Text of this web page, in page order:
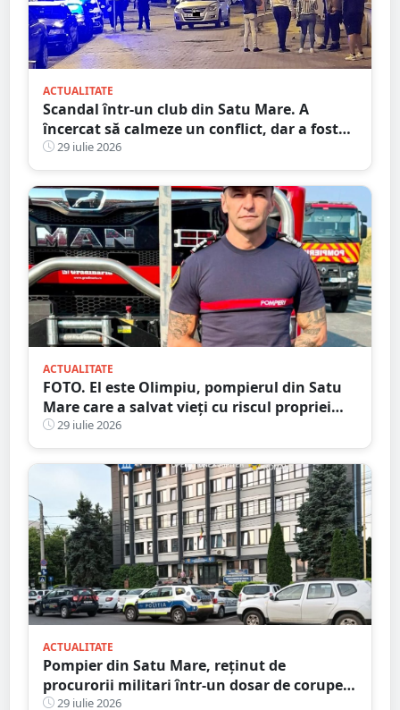
ACTUALITATE
Scandal într-un club din Satu Mare. A
încercat să calmeze un conflict, dar a fost
pus la pământ cu un singur pumn
29 iulie 2026
ACTUALITATE
FOTO. El este Olimpiu, pompierul din Satu
Mare care a salvat vieți cu riscul propriei
vieți29 iulie 2026
ACTUALITATE
Pompier din Satu Mare, reținut de
procurorii militari într-un dosar de corupere
sexuală a minorilor. Este și antrenor la un
29 iulie 2026